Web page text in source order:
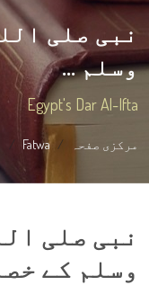
نبی صلی
وسلم ...
Egypt's Dar Al-Ifta
مرکزی صفحہ Fatwa
نبی صلی
وسلم کے